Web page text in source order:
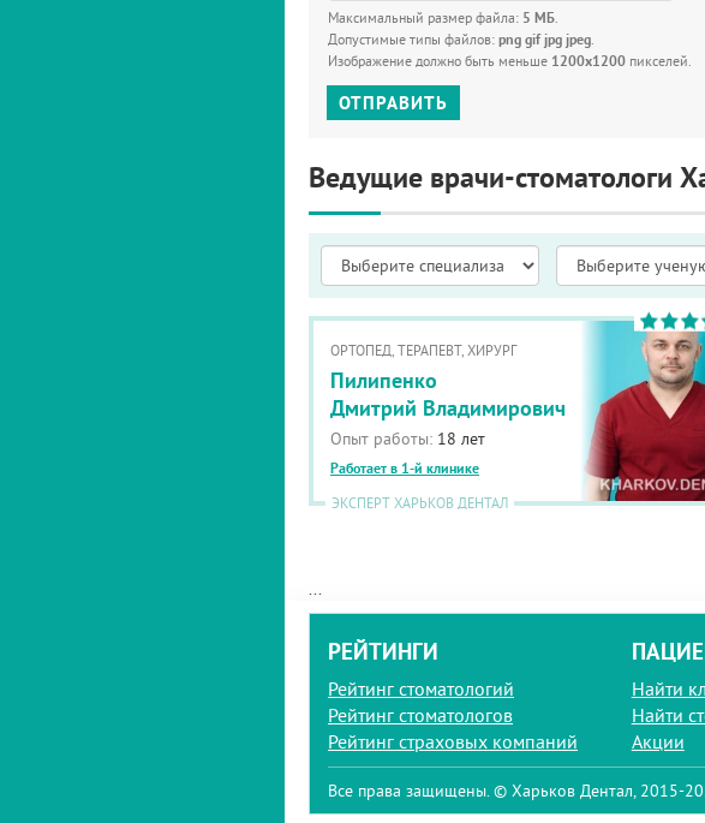
Максимальный размер файла: 5 МБ.
Допустимые типы файлов: png gif jpg jpeg.
Изображение должно быть меньше 1200x1200 пикселей.
ОТПРАВИТЬ
Ведущие врачи-стоматологи
ОРТОПЕД, ТЕРАПЕВТ, ХИРУРГ
Пилипенко
Дмитрий Владимирович
Опыт работы: 18 лет
Работает в 1-й клинике
ЭКСПЕРТ ХАРЬКОВ ДЕНТАЛ
...
РЕЙТИНГИ
Рейтинг стоматологий
Рейтинг стоматологов
Рейтинг страховых компаний
Найти
Найти
Акции
Все права защищены. © Харьков Дентал, 2015-